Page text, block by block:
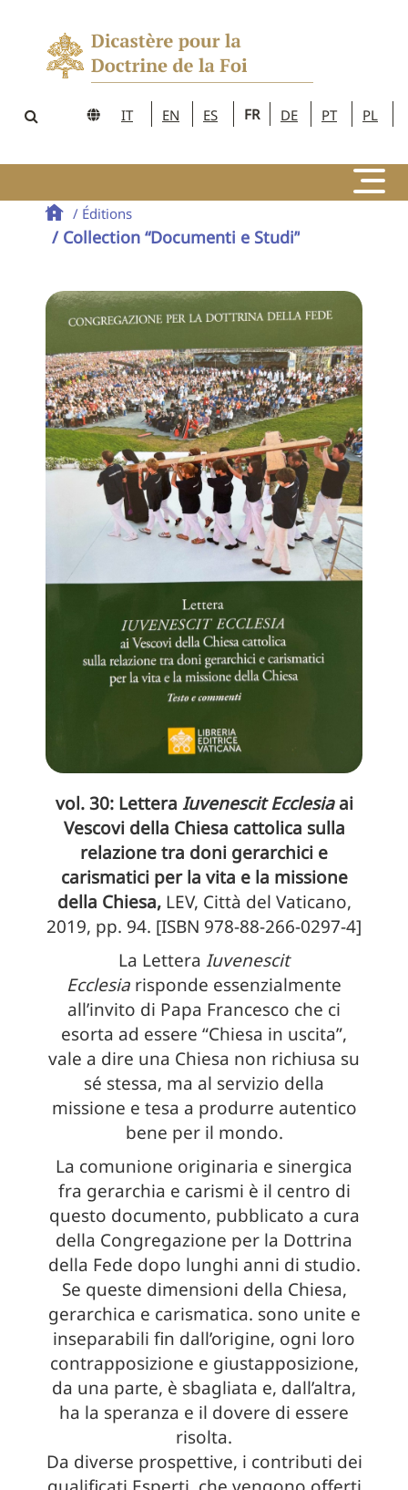
IT EN ES FR DE PT PL
/ Éditions
/ Collection “Documenti e Studi”
vol. 30: Lettera Iuvenescit Ecclesiaai
Vescovi della Chiesa cattolica sulla
relazione tra doni gerarchici e
carismatici per la vita e la missione
della Chiesa,LEV, Città del Vaticano,
2019, pp. 94. [ISBN 978-88-266-0297-4]
La Lettera Iuvenescit
Ecclesia risponde essenzialmente
all’invito di Papa Francesco che ci
esorta ad essere “Chiesa in uscita”,
vale a dire una Chiesa non richiusa su
sé stessa, ma al servizio della
missione e tesa a produrre autentico
bene per il mondo.
La comunione originaria e sinergica
fra gerarchia e carismi è il centro di
questo documento, pubblicato a cura
della Congregazione per la Dottrina
della Fede dopo lunghi anni di studio.
Se queste dimensioni della Chiesa,
gerarchica e carismatica. sono unite e
inseparabili fin dall’origine, ogni loro
contrapposizione e giustapposizione,
da una parte, è sbagliata e, dall’altra,
ha la speranza e il dovere di essere
risolta.
Da diverse prospettive, i contributi dei